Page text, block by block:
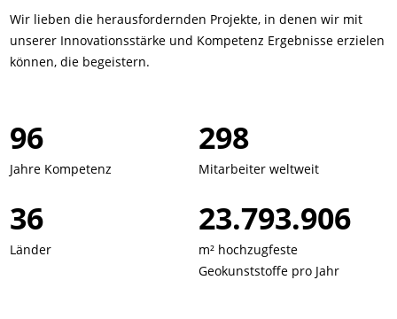
Wir lieben die herausfordernden Projekte, in denen wir mit
unserer Innovationsstärke und Kompetenz Ergebnisse erzielen
können, die begeistern.
134
Jahre Kompetenz
417
Mitarbeiter weltweit
50
Länder
33.308.517
m² hochzugfeste
Geokunststoffe pro Jahr